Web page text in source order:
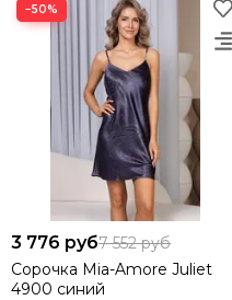
−50%
3 776 руб7 552 руб
Сорочка Mia-Amore Juliet
4900 синий